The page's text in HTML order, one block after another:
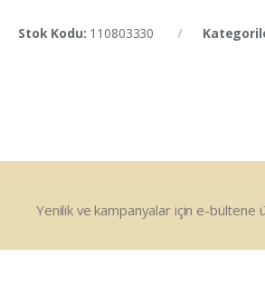
Stok Kodu: 110803330
Yenilik ve kampanyalar için e-bültene